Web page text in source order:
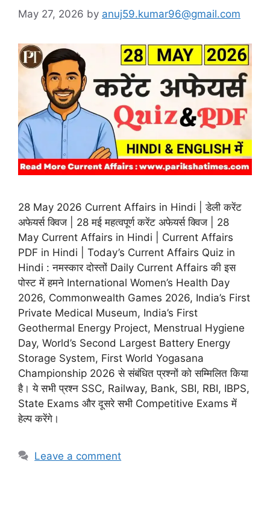
May 27, 2026 by anuj59.kumar96@gmail.com
28 May 2026 Current Affairs in Hindi | डेली करेंट
अफेयर्स क्विज | 28 मई महत्वपूर्ण करेंट अफेयर्स क्विज | 28
May Current Affairs in Hindi | Current Affairs
PDF in Hindi | Today’s Current Affairs Quiz in
Hindi : नमस्कार दोस्तों Daily Current Affairs की इस
पोस्ट में हमने International Women’s Health Day
2026, Commonwealth Games 2026, India’s First
Private Medical Museum, India’s First
Geothermal Energy Project, Menstrual Hygiene
Day, World’s Second Largest Battery Energy
Storage System, First World Yogasana
Championship 2026 से संबंधित प्रश्नों को सम्मिलित किया
है। ये सभी प्रश्न SSC, Railway, Bank, SBI, RBI, IBPS,
State Exams और दूसरे सभी Competitive Exams में
हेल्प करेंगे।
Leave a comment